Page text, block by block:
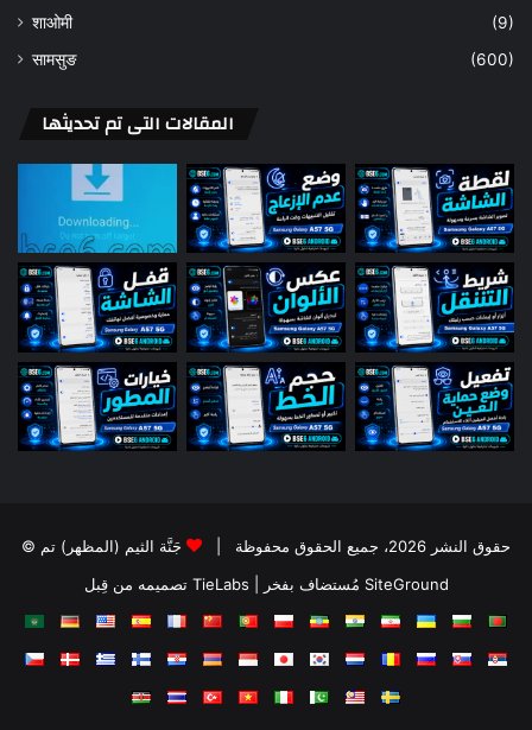
शाओमी
(9)
सामसुङ
(600)
المقالات التى تم تحديثها
© حقوق النشر 2026، جميع الحقوق محفوظة |
جَنَّة الثيم (المظهر) تم
تصميمه من قِبل TieLabs
SiteGround